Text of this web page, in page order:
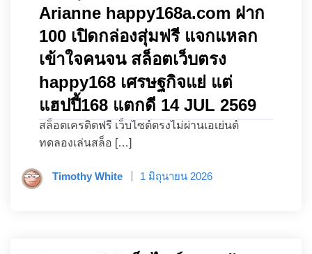
Arianne happy168a.com ฝาก
100 เปิดกล่องสุ่มฟรี แจกแหลก
เข้าใจคนจน สล็อตเว็บตรง
happy168 เศรษฐกิจแย่ แต่
แฮปปี้168 แตกดี 14 JUL 2569
สล็อตเครดิตฟรี เว็บไซต์ตรงไม่ผ่านเอเย่นต์
ทดลองเล่นสล็อ […]
Timothy White 1 มิถุนายน 2026